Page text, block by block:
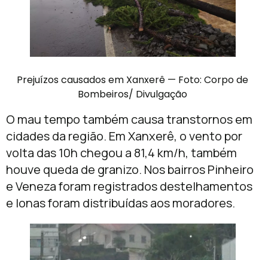
Prejuízos causados em Xanxerê — Foto: Corpo de
Bombeiros/ Divulgação
O mau tempo também causa transtornos em
cidades da região. Em Xanxerê, o vento por
volta das 10h chegou a 81,4 km/h, também
houve queda de granizo. Nos bairros Pinheiro
e Veneza foram registrados destelhamentos
e lonas foram distribuídas aos moradores.